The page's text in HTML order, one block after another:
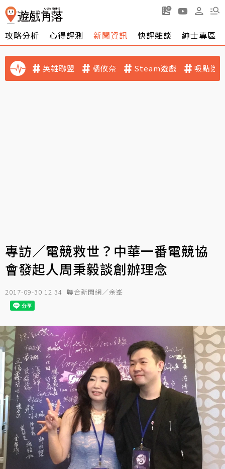
攻略分析 心得評測 新聞資訊 快評雜談 紳士專區
英雄聯盟 橘攸奈 Steam遊戲 吸點迷
專訪／電競救世？中華一番電競協
會發起人周秉毅談創辦理念
2017-09-30 12:34 聯合新聞網／余峯